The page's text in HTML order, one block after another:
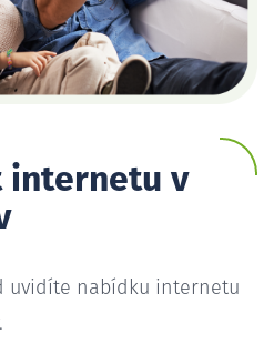
internetu v
uvidíte nabídku internetu